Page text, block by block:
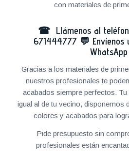
con materiales de
☎ Llámenos al
671444777 💬
WhatsApp
Gracias a los materiales de
nuestros profesionales te
acabados siempre perfectos.
igual al de tu vecino, disponemos
colores y acabados para
Pide presupuesto sin
profesionales están